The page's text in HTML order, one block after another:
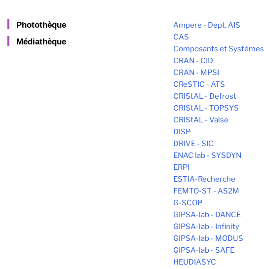
Photothèque
Médiathèque
Ampere - Dept. AIS
CAS
Composants et Systèmes
CRAN - CID
CRAN - MPSI
CReSTIC - ATS
CRIStAL - Defrost
CRIStAL - TOPSYS
CRIStAL - Valse
DISP
DRIVE - SIC
ENAC lab - SYSDYN
ERPI
ESTIA-Recherche
FEMTO-ST - AS2M
G-SCOP
GIPSA-lab - DANCE
GIPSA-lab - Infinity
GIPSA-lab - MODUS
GIPSA-lab - SAFE
HEUDIASYC